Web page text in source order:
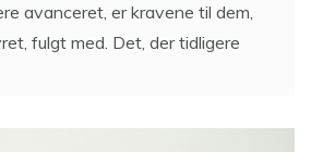
avanceret, er kravene til dem,
fulgt med. Det, der tidligere